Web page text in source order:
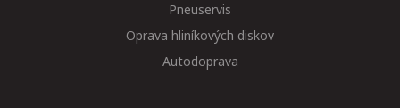
Pneuservis
Oprava hliníkových diskov
Autodoprava